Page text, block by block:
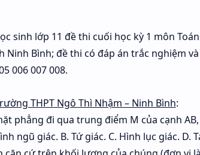
sinh lớp 11 đề thi cuối học kỳ 1 môn
Ninh Bình; đề thi có đáp án trắc nghiệm
006 007 008.
THPT Ngô Thì Nhậm – Ninh Bình:
phẳng đi qua trung điểm M của cạnh
ngũ giác. B. Tứ giác. C. Hình lục giác. D.